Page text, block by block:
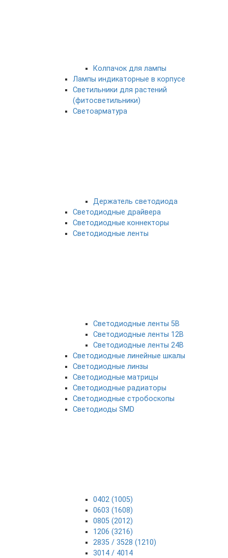
Колпачок для лампы
Лампы индикаторные в корпусе
Светильники для растений
(фитосветильники)
Светоарматура
Держатель светодиода
Светодиодные драйвера
Светодиодные коннекторы
Светодиодные ленты
Светодиодные ленты 5В
Светодиодные ленты 12В
Светодиодные ленты 24В
Светодиодные линейные шкалы
Светодиодные линзы
Светодиодные матрицы
Светодиодные радиаторы
Светодиодные стробоскопы
Светодиоды SMD
0402 (1005)
0603 (1608)
0805 (2012)
1206 (3216)
2835 / 3528 (1210)
3014 / 4014